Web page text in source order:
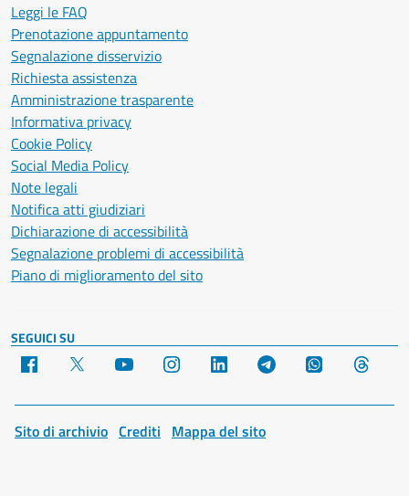
Leggi le FAQ
Prenotazione appuntamento
Segnalazione disservizio
Richiesta assistenza
Amministrazione trasparente
Informativa privacy
Cookie Policy
Social Media Policy
Note legali
Notifica atti giudiziari
Dichiarazione di accessibilità
Segnalazione problemi di accessibilità
Piano di miglioramento del sito
SEGUICI SU
Facebook YouTube Instagram LinkedIn Telegram WhatsApp
Sito di archivio Crediti Mappa del sito